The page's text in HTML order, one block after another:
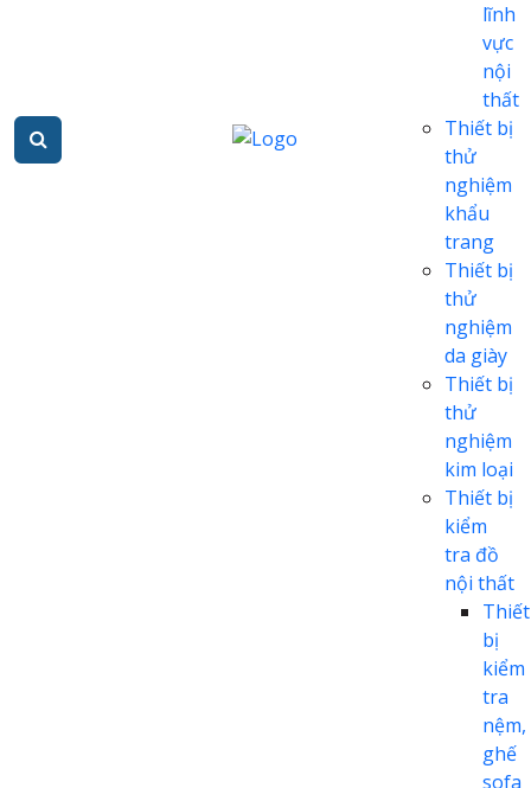
lĩnh
vực
nội
thất
Thiết bị
thử
nghiệm
khẩu
trang
Thiết bị
thử
nghiệm
da giày
Thiết bị
thử
nghiệm
kim loại
Thiết bị
kiểm
tra đồ
nội thất
Thiết
bị
kiểm
tra
nệm,
ghế
sofa